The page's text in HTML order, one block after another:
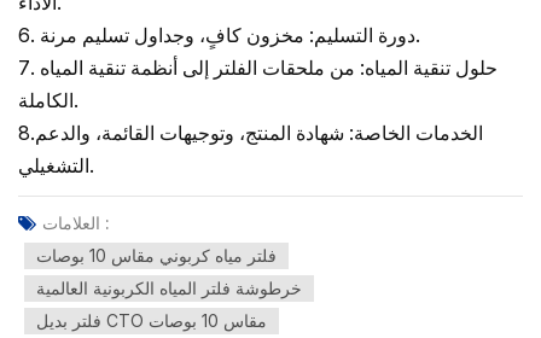
6. دورة التسليم: مخزون كافٍ، وجداول تسليم مرنة.
7. حلول تنقية المياه: من ملحقات الفلتر إلى أنظمة تنقية المياه
الكاملة.
8.الخدمات الخاصة: شهادة المنتج، وتوجيهات القائمة، والدعم
التشغيلي.
العلامات :
فلتر مياه كربوني مقاس 10 بوصات
خرطوشة فلتر المياه الكربونية العالمية
فلتر بديل CTO مقاس 10 بوصات